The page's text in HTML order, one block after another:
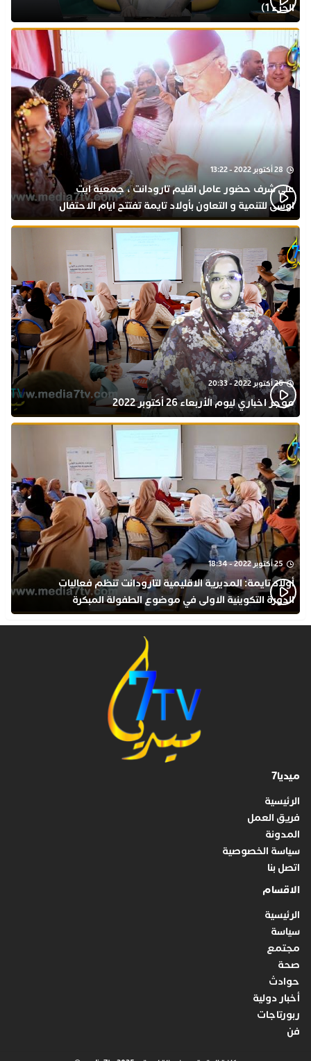
الجزء 1)
28 أكتوبر 2022 - 13:22
على شرف حضور عامل اقليم تارودانت ، جمعية ايت
اوسى للتنمية و التعاون بأولاد تايمة تفتتح ايام الاحتفال
بذكرى المولد النبوي
26 أكتوبر 2022 - 20:33
موجز اخباري ليوم الأربعاء 26 أكتوبر 2022
25 أكتوبر 2022 - 18:34
أولاد تايمة: المديرية الاقليمية لتارودانت تنظم فعاليات
الدورة التكوينية الاولى في موضوع الطفولة المبكرة
بمركز التكوين ثانوية الحسن الثاني التأهيلية
ميديا7
الرئيسية
فريق العمل
المدونة
سياسة الخصوصية
اتصل بنا
الاقسام
الرئيسية
سياسة
مجتمع
صحة
حوادث
أخبار دولية
ربورتاجات
فن